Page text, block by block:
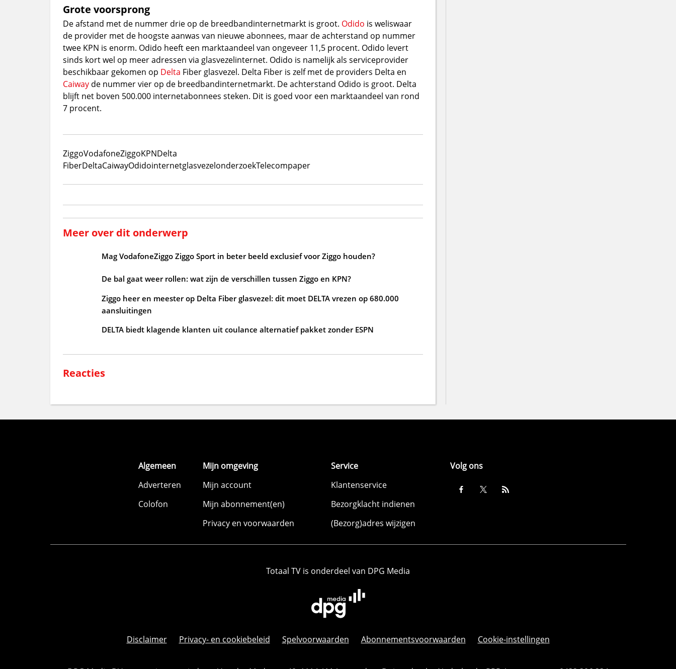
Grote voorsprong
De afstand met de nummer drie op de breedbandinternetmarkt is groot. Odido is weliswaar
de provider met de hoogste aanwas van nieuwe abonnees, maar de achterstand op nummer
twee KPN is enorm. Odido heeft een marktaandeel van ongeveer 11,5 procent. Odido levert
sinds kort wel op meer adressen via glasvezelinternet. Odido is namelijk als serviceprovider
beschikbaar gekomen op Delta Fiber glasvezel. Delta Fiber is zelf met de providers Delta en
Caiwayde nummer vier op de breedbandinternetmarkt. De achterstand Odido is groot. Delta
blijft net boven 500.000 internetabonnees steken. Dit is goed voor een marktaandeel van rond
7 procent.
ZiggoVodafoneZiggoKPNDelta
FiberDeltaCaiwayOdidointernetglasvezelonderzoekTelecompaper
Meer over dit onderwerp
Mag VodafoneZiggo Ziggo Sport in beter beeld exclusief voor Ziggo houden?
De bal gaat weer rollen: wat zijn de verschillen tussen Ziggo en KPN?
Ziggo heer en meester op Delta Fiber glasvezel: dit moet DELTA vrezen op 680.000
aansluitingen
DELTA biedt klagende klanten uit coulance alternatief pakket zonder ESPN
Reacties
Algemeen
Adverteren
Colofon
Mijn omgeving
Mijn account
Mijn abonnement(en)
Privacy en voorwaarden
Service
Klantenservice
Bezorgklacht indienen
(Bezorg)adres wijzigen
Volg ons
Totaal TV is onderdeel van DPG Media
Disclaimer Privacy- en cookiebeleid Spelvoorwaarden Abonnementsvoorwaarden Cookie-instellingen